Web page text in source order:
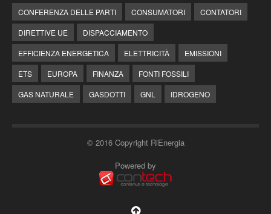
CONFERENZA DELLE PARTI
CONSUMATORI
CONTATORI
DIRETTIVE UE
DISPACCIAMENTO
EFFICIENZA ENERGETICA
ELETTRICITÀ
EMISSIONI
ETS
EUROPA FINANZA
FONTI FOSSILI
GAS NATURALE
GASDOTTI GNL IDROGENO
© 2016 Copyright RiEnergia
Powered by